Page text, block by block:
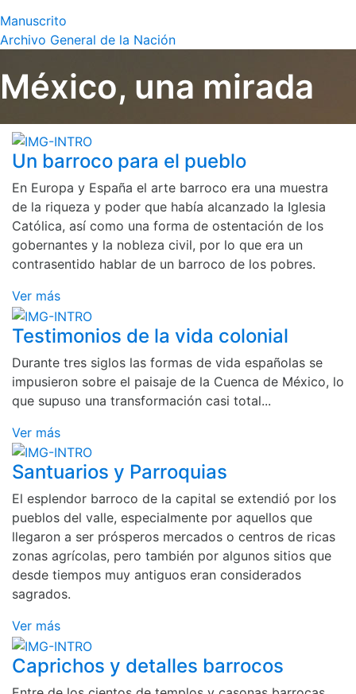
Manuscrito
Archivo General de la Nación
México, una mirada
Un barroco para el pueblo
En Europa y España el arte barroco era una muestra
de la riqueza y poder que había alcanzado la Iglesia
Católica, así como una forma de ostentación de los
gobernantes y la nobleza civil, por lo que era un
contrasentido hablar de un barroco de los pobres.
Ver más
Testimonios de la vida colonial
Durante tres siglos las formas de vida españolas se
impusieron sobre el paisaje de la Cuenca de México, lo
que supuso una transformación casi total...
Ver más
Santuarios y Parroquias
El esplendor barroco de la capital se extendió por los
pueblos del valle, especialmente por aquellos que
llegaron a ser prósperos mercados o centros de ricas
zonas agrícolas, pero también por algunos sitios que
desde tiempos muy antiguos eran considerados
sagrados.
Ver más
Caprichos y detalles barrocos